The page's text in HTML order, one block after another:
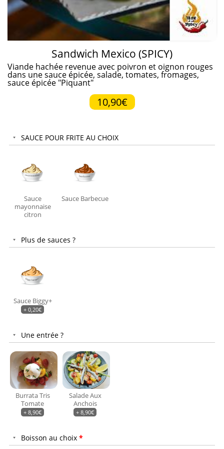
Sandwich Mexico (SPICY)
Viande hachée revenue avec poivron et oignon rouges
dans une sauce épicée, salade, tomates, fromages,
sauce épicée "Piquant"
10,90€
SAUCE POUR FRITE AU CHOIX
Sauce
mayonnaise
citron
Sauce Barbecue
Plus de sauces ?
Sauce Biggy+
+ 0,20€
Une entrée ?
Burrata Tris
Tomate
+ 8,90€
Salade Aux
Anchois
+ 8,90€
Boisson au choix *